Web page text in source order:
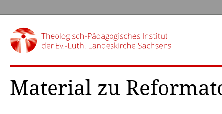
Material zu